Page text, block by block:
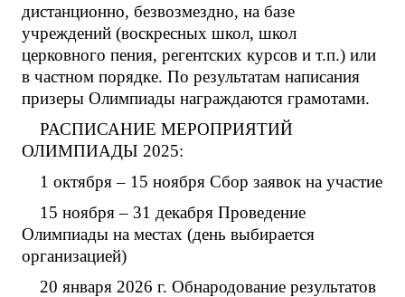
дистанционно, безвозмездно, на базе
учреждений (воскресных школ, школ
церковного пения, регентских курсов и т.п.) или
в частном порядке. По результатам написания
призеры Олимпиады награждаются грамотами.
РАСПИСАНИЕ МЕРОПРИЯТИЙ
ОЛИМПИАДЫ 2025:
1 октября – 15 ноября Сбор заявок на участие
15 ноября – 31 декабря Проведение
Олимпиады на местах (день выбирается
организацией)
20 января 2026 г. Обнародование результатов